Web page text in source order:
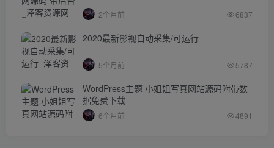
2个月前 6837
2020最新影视自动采集/可运行
5个月前 5787
WordPress主题 小姐姐写真网站源码附带数
据免费下载
6个月前 4891